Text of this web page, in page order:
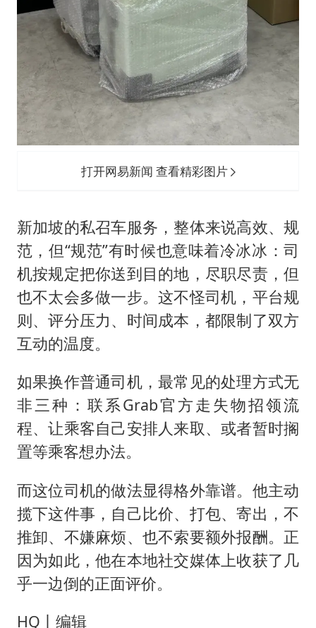
打开网易新闻 查看精彩图片
新加坡的私召车服务，整体来说高效、规
范，但“规范”有时候也意味着冷冰冰：司
机按规定把你送到目的地，尽职尽责，但
也不太会多做一步。这不怪司机，平台规
则、评分压力、时间成本，都限制了双方
互动的温度。
如果换作普通司机，最常见的处理方式无
非三种：联系Grab官方走失物招领流
程、让乘客自己安排人来取、或者暂时搁
置等乘客想办法。
而这位司机的做法显得格外靠谱。他主动
揽下这件事，自己比价、打包、寄出，不
推卸、不嫌麻烦、也不索要额外报酬。正
因为如此，他在本地社交媒体上收获了几
乎一边倒的正面评价。
HQ丨编辑